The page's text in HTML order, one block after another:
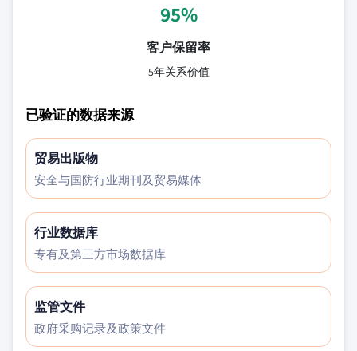
95%
客户保留率
5年关系价值
已验证的数据来源
贸易出版物
安全与国防行业期刊及贸易媒体
行业数据库
专有及第三方市场数据库
监管文件
政府采购记录及政策文件